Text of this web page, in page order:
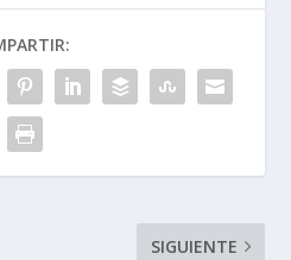
SIGUIENTE